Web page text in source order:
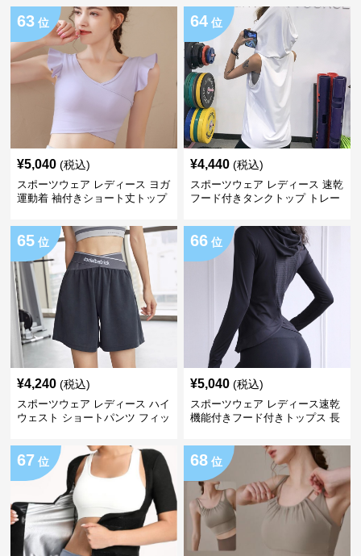
63 位
¥5,040 (税込)
スポーツウェア レディース ヨガ
運動着 袖付きショート丈トップ
64 位
¥4,440 (税込)
スポーツウェア レディース 速乾
フード付きタンクトップ トレー
65 位
¥4,240 (税込)
スポーツウェア レディース ハイ
ウェスト ショートパンツ フィッ
66 位
¥5,040 (税込)
スポーツウェア レディース速乾
機能付きフード付きトップス 長
67 位 68 位